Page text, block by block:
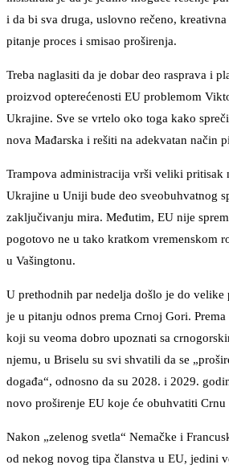
i da bi sva druga, uslovno rečeno, kreativna
pitanje proces i smisao proširenja.
Treba naglasiti da je dobar deo rasprava i
proizvod opterećenosti EU problemom
Ukrajine. Sve se vrtelo oko toga kako
nova Mađarska i rešiti na adekvatan način
Trampova administracija vrši veliki pritisak
Ukrajine u Uniji bude deo sveobuhvatnog
zaključivanju mira. Međutim, EU nije
pogotovo ne u tako kratkom vremenskom
u Vašingtonu.
U prethodnih par nedelja došlo je do velike
je u pitanju odnos prema Crnoj Gori.
koji su veoma dobro upoznati sa
njemu, u Briselu su svi shvatili da se
događa“, odnosno da su 2028. i 2029.
novo proširenje EU koje će obuhvatiti
Nakon „zelenog svetla“ Nemačke i
od nekog novog tipa članstva u EU, jedini